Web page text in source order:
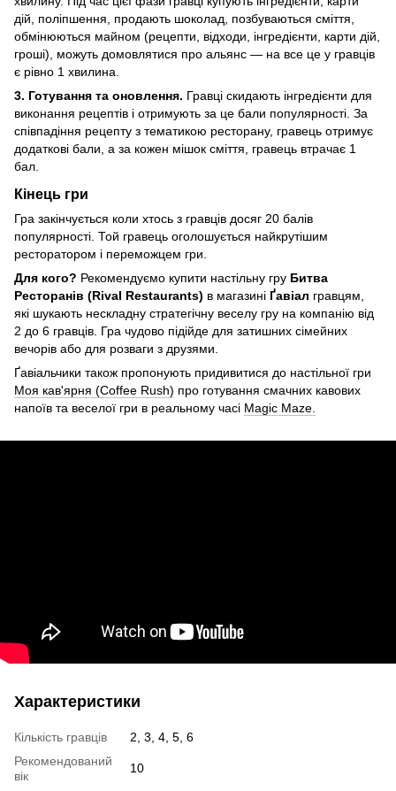
дій, поліпшення, продають шоколад, позбуваються сміття,
обмінюються майном (рецепти, відходи, інгредієнти, карти дій,
гроші), можуть домовлятися про альянс — на все це у гравців
є рівно 1 хвилина.
3. Готування та оновлення. Гравці скидають інгредієнти для
виконання рецептів і отримують за це бали популярності. За
співпадіння рецепту з тематикою ресторану, гравець отримує
додаткові бали, а за кожен мішок сміття, гравець втрачає 1
бал.
Кінець гри
Гра закінчується коли хтось з гравців досяг 20 балів
популярності. Той гравець оголошується найкрутішим
ресторатором і переможцем гри.
Для кого? Рекомендуємо купити настільну гру Битва
Ресторанів (Rival Restaurants) в магазині Ґавіал гравцям,
які шукають нескладну стратегічну веселу гру на компанію від
2 до 6 гравців. Гра чудово підійде для затишних сімейних
вечорів або для розваги з друзями.
Ґавіальчики також пропонують придивитися до настільної гри
Моя кав'ярня (Coffee Rush) про готування смачних кавових
напоїв та веселої гри в реальному часі Magic Maze.
Характеристики
Кількість гравців
2, 3, 4, 5, 6
Рекомендований
вік
10